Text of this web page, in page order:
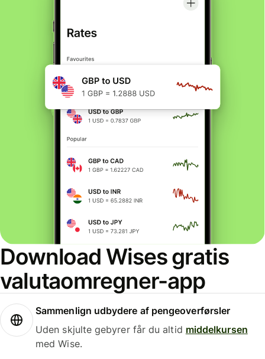
Download Wises gratis
valutaomregner-app
Sammenlign udbydere af pengeoverførsler
Uden skjulte gebyrer får du altid middelkursen
med Wise.